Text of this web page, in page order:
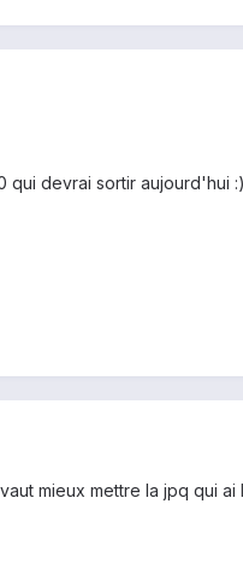
qui devrai sortir aujourd'hui :)
mieux mettre la jpq qui ai